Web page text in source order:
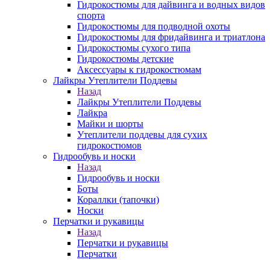
Гидрокостюмы для дайвинга и водных видов
спорта
Гидрокостюмы для подводной охоты
Гидрокостюмы для фридайвинга и триатлона
Гидрокостюмы сухого типа
Гидрокостюмы детские
Аксессуары к гидрокостюмам
Лайкры Утеплители Поддевы
Назад
Лайкры Утеплители Поддевы
Лайкра
Майки и шорты
Утеплители поддевы для сухих
гидрокостюмов
Гидрообувь и носки
Назад
Гидрообувь и носки
Боты
Кораллки (тапочки)
Носки
Перчатки и рукавицы
Назад
Перчатки и рукавицы
Перчатки